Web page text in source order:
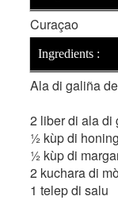
Curaçao
Ingredients :
Ala di galiña
2 liber di ala di
½ kùp di honing
½ kùp di
2 kuchara di
1 telep di salu